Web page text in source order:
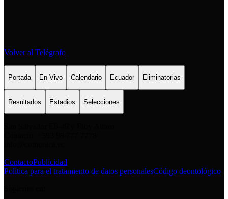
Volver al Telégrafo
Portada En Vivo Calendario Ecuador Eliminatorias
Resultados Estadios Selecciones
ContactoPublicidad
Política para el tratamiento de datos personalesCódigo deontológico